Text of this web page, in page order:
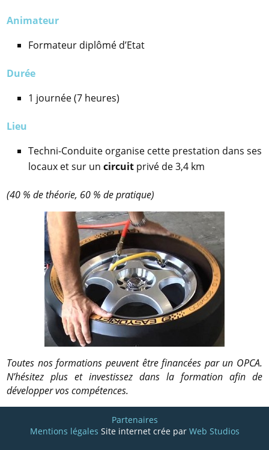
Animateur
Formateur diplômé d’Etat
Durée
1 journée (7 heures)
Lieu
Techni-Conduite organise cette prestation dans ses
locaux et sur un circuit privé de 3,4 km
(40 % de théorie, 60 % de pratique)
Toutes nos formations peuvent être financées par un OPCA.
N’hésitez plus et investissez dans la formation afin de
développer vos compétences.
Partenaires
Mentions légales Site internet crée par Web Studios